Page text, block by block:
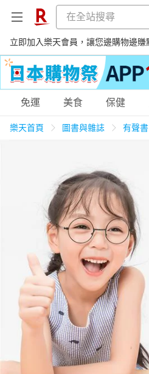
立即加入樂天會員，讓您邊購物邊賺
購物網分類
居家生活 3C家電
女裝 男裝
日本購物 電子/紙本書
HOT
免運 美食 保健
樂天首頁 圖書與雜誌 有聲書